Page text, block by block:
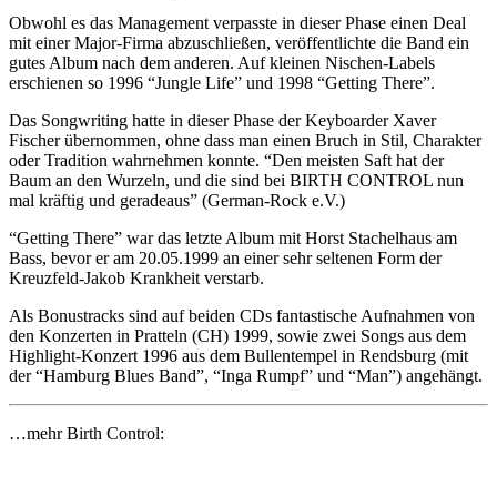
Obwohl es das Management verpasste in dieser Phase einen Deal
mit einer Major-Firma abzuschließen, veröffentlichte die Band ein
gutes Album nach dem anderen. Auf kleinen Nischen-Labels
erschienen so 1996 “Jungle Life” und 1998 “Getting There”.
Das Songwriting hatte in dieser Phase der Keyboarder Xaver
Fischer übernommen, ohne dass man einen Bruch in Stil, Charakter
oder Tradition wahrnehmen konnte. “Den meisten Saft hat der
Baum an den Wurzeln, und die sind bei BIRTH CONTROL nun
mal kräftig und geradeaus” (German-Rock e.V.)
“Getting There” war das letzte Album mit Horst Stachelhaus am
Bass, bevor er am 20.05.1999 an einer sehr seltenen Form der
Kreuzfeld-Jakob Krankheit verstarb.
Als Bonustracks sind auf beiden CDs fantastische Aufnahmen von
den Konzerten in Pratteln (CH) 1999, sowie zwei Songs aus dem
Highlight-Konzert 1996 aus dem Bullentempel in Rendsburg (mit
der “Hamburg Blues Band”, “Inga Rumpf” und “Man”) angehängt.
…mehr Birth Control: